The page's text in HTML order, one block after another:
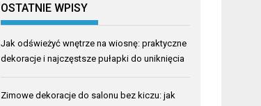
OSTATNIE WPISY
Jak odświeżyć wnętrze na wiosnę: praktyczne
dekoracje i najczęstsze pułapki do uniknięcia
Zimowe dekoracje do salonu bez kiczu: jak